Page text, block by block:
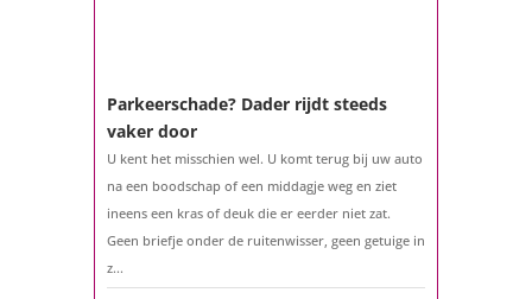
Parkeerschade? Dader rijdt steeds
na een boodschap of een middagje weg en ziet